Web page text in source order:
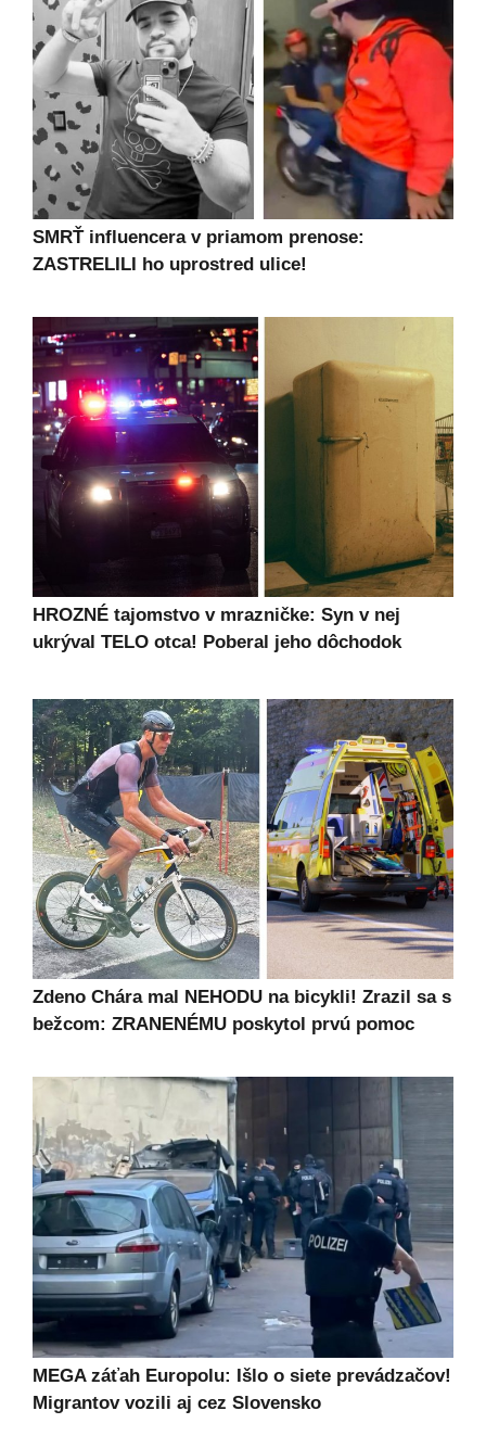
SMRŤ influencera v priamom prenose:
ZASTRELILI ho uprostred ulice!
HROZNÉ tajomstvo v mrazničke: Syn v nej
ukrýval TELO otca! Poberal jeho dôchodok
Zdeno Chára mal NEHODU na bicykli! Zrazil sa s
bežcom: ZRANENÉMU poskytol prvú pomoc
MEGA záťah Europolu: Išlo o siete prevádzačov!
Migrantov vozili aj cez Slovensko